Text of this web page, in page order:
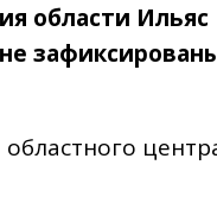
области Ильяс